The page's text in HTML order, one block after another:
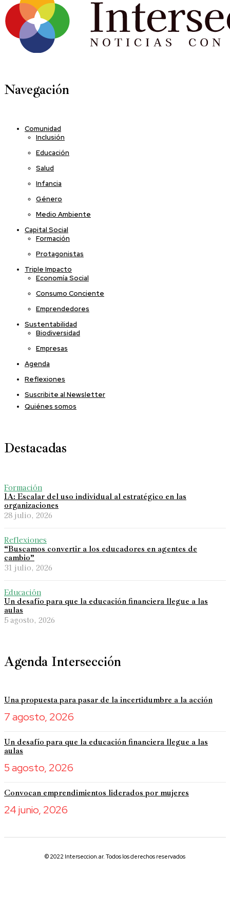
Navegación
Comunidad
Inclusión
Educación
Salud
Infancia
Género
Medio Ambiente
Capital Social
Formación
Protagonistas
Triple Impacto
Economía Social
Consumo Conciente
Emprendedores
Sustentabilidad
Biodiversidad
Empresas
Agenda
Reflexiones
Suscribite al Newsletter
Quiénes somos
Destacadas
Formación
IA: Escalar del uso individual al estratégico en las
organizaciones
28 julio, 2026
Reflexiones
“Buscamos convertir a los educadores en agentes de
cambio”
31 julio, 2026
Educación
Un desafío para que la educación financiera llegue a las
aulas
5 agosto, 2026
Agenda Intersección
Una propuesta para pasar de la incertidumbre a la acción
7 agosto, 2026
Un desafío para que la educación financiera llegue a las
aulas
5 agosto, 2026
Convocan emprendimientos liderados por mujeres
24 junio, 2026
© 2022 Interseccion.ar. Todos los derechos reservados